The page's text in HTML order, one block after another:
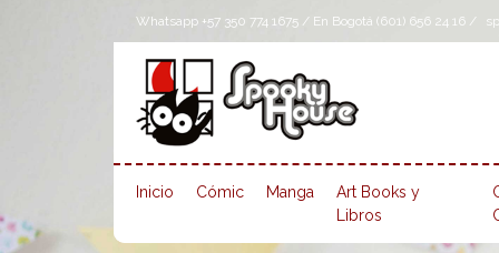
Whatsapp +57 350 774 1675 / En Bogotá (601) 656 24 16 /
Inicio Cómic Manga
Art Books y
Libros